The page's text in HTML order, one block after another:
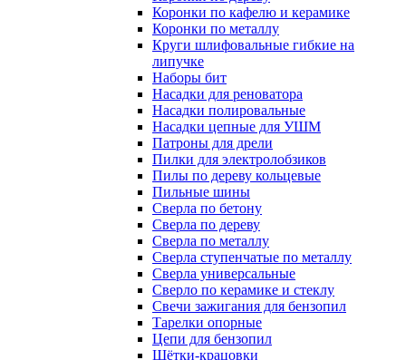
Коронки по кафелю и керамике
Коронки по металлу
Круги шлифовальные гибкие на
липучке
Наборы бит
Насадки для реноватора
Насадки полировальные
Насадки цепные для УШМ
Патроны для дрели
Пилки для электролобзиков
Пилы по дереву кольцевые
Пильные шины
Сверла по бетону
Сверла по дереву
Сверла по металлу
Сверла ступенчатые по металлу
Сверла универсальные
Сверло по керамике и стеклу
Свечи зажигания для бензопил
Тарелки опорные
Цепи для бензопил
Щётки-крацовки